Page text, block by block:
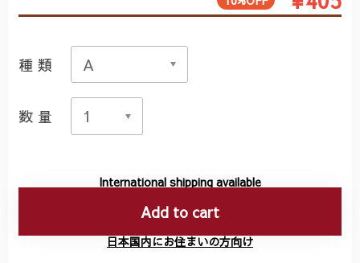
種類
数量
International shipping available
Add to cart
日本国内にお住まいの方向け